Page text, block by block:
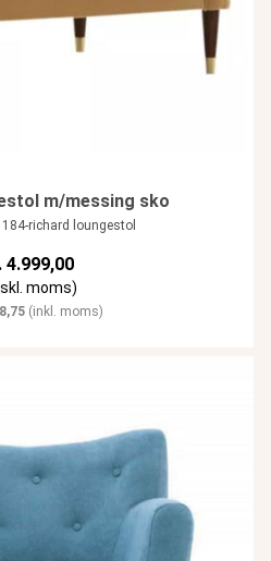
m/messing sko
richard loungestol
4.999,00
moms)
(inkl. moms)